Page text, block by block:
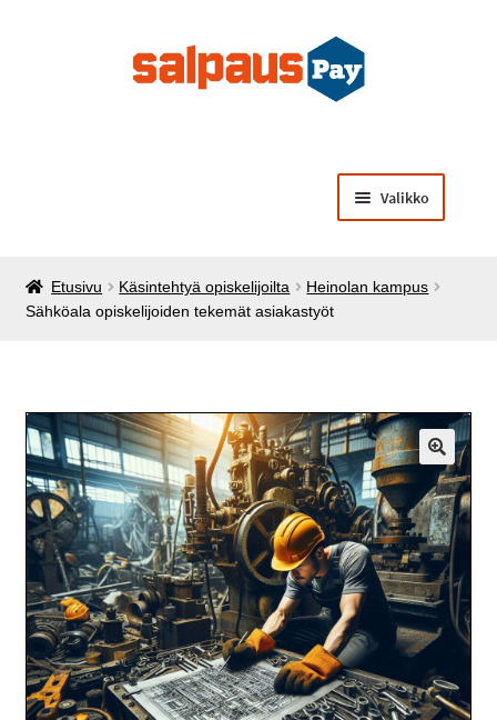
Siirry
Siirry
Valikko
tason
Käsintehtyä opiskelijoilta
tason
valikko
Etusivu Käsintehtyä opiskelijoilta
Heinolan kampus
Sähköala opiskelijoiden tekemät asiakastyöt
🔍